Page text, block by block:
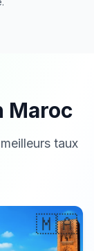
Maroc
taux
🇲🇦